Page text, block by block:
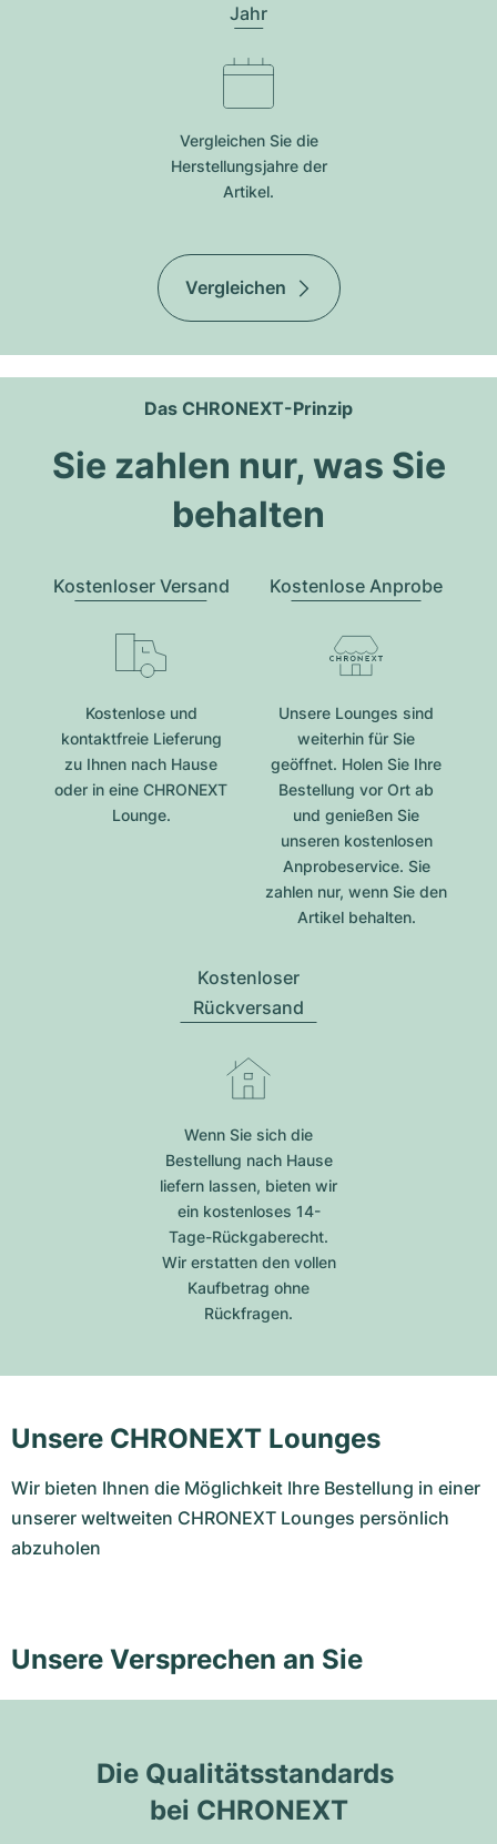
Jahr
Vergleichen Sie die
Herstellungsjahre der
Artikel.
Vergleichen
Das CHRONEXT-Prinzip
Sie zahlen nur, was Sie
behalten
Kostenloser Versand
Kostenlose und
kontaktfreie Lieferung
zu Ihnen nach Hause
oder in eine CHRONEXT
Lounge.
Kostenlose Anprobe
Unsere Lounges sind
weiterhin für Sie
geöffnet. Holen Sie Ihre
Bestellung vor Ort ab
und genießen Sie
unseren kostenlosen
Anprobeservice. Sie
zahlen nur, wenn Sie den
Artikel behalten.
Kostenloser
Rückversand
Wenn Sie sich die
Bestellung nach Hause
liefern lassen, bieten wir
ein kostenloses 14-
Tage-Rückgaberecht.
Wir erstatten den vollen
Kaufbetrag ohne
Rückfragen.
Unsere CHRONEXT Lounges
Wir bieten Ihnen die Möglichkeit Ihre Bestellung in einer
unserer weltweiten CHRONEXT Lounges persönlich
abzuholen
Unsere Versprechen an Sie
Die Qualitätsstandards
bei CHRONEXT